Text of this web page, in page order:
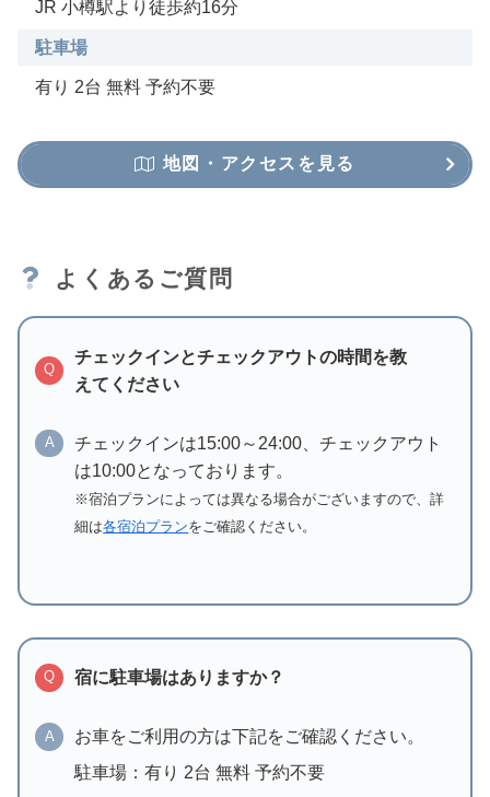
JR 小樽駅より徒歩約16分
駐車場
有り 2台 無料 予約不要
地図・アクセスを見る
よくあるご質問
Q
チェックインとチェックアウトの時間を教
えてください
A
チェックインは15:00～24:00、チェックアウト
は10:00となっております。
※宿泊プランによっては異なる場合がございますので、詳
細は各宿泊プランをご確認ください。
Q 宿に駐車場はありますか？
A
お車をご利用の方は下記をご確認ください。
駐車場：有り 2台 無料 予約不要